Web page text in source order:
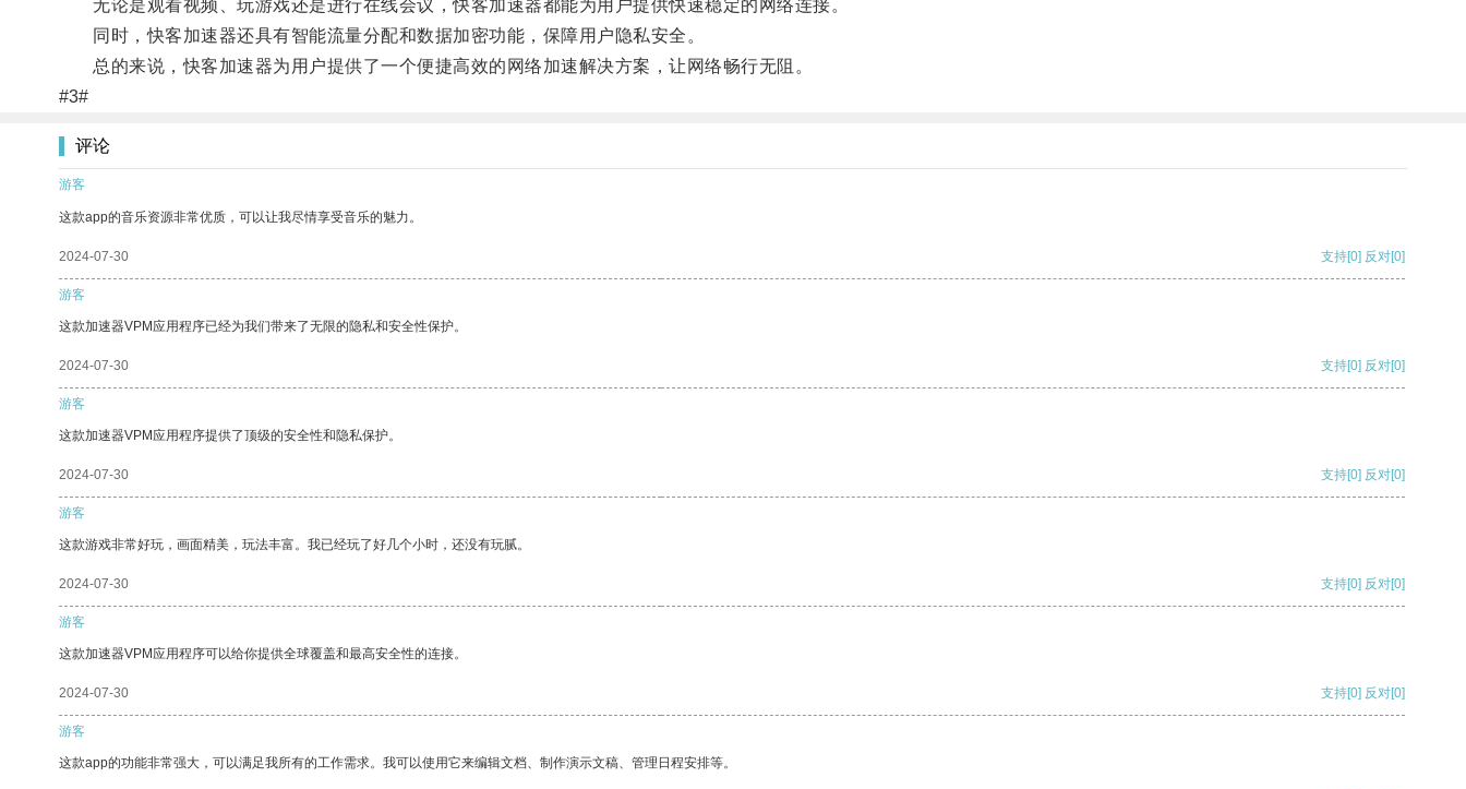
无论是观看视频、玩游戏还是进行在线会议，快客加速器都能为用户提供快速稳定的网络连接。
同时，快客加速器还具有智能流量分配和数据加密功能，保障用户隐私安全。
总的来说，快客加速器为用户提供了一个便捷高效的网络加速解决方案，让网络畅行无阻。
#3#
评论
游客
这款app的音乐资源非常优质，可以让我尽情享受音乐的魅力。
2024-07-30 支持[0] 反对[0]
游客
这款加速器VPM应用程序已经为我们带来了无限的隐私和安全性保护。
2024-07-30 支持[0] 反对[0]
游客
这款加速器VPM应用程序提供了顶级的安全性和隐私保护。
2024-07-30 支持[0] 反对[0]
游客
这款游戏非常好玩，画面精美，玩法丰富。我已经玩了好几个小时，还没有玩腻。
2024-07-30 支持[0] 反对[0]
游客
这款加速器VPM应用程序可以给你提供全球覆盖和最高安全性的连接。
2024-07-30 支持[0] 反对[0]
游客
这款app的功能非常强大，可以满足我所有的工作需求。我可以使用它来编辑文档、制作演示文稿、管理日程安排等。